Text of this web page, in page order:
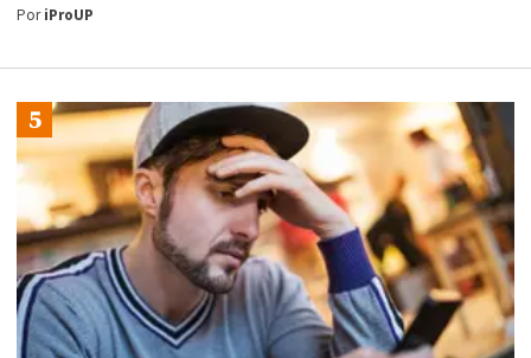
PoriProUP